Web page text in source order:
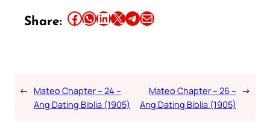
Share: Share this article on Facebook Share this article on WhatsApp Share this article on LinkedIn Share this article on X Share this article on TelegramEmail this Article
← Mateo Chapter – 24 –
Ang Dating Biblia (1905)
Mateo Chapter – 26 –
Ang Dating Biblia (1905)
→